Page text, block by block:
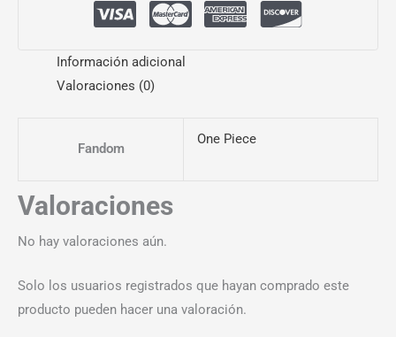
Información adicional
Valoraciones (0)
Fandom
One Piece
Valoraciones
No hay valoraciones aún.
Solo los usuarios registrados que hayan comprado este
producto pueden hacer una valoración.